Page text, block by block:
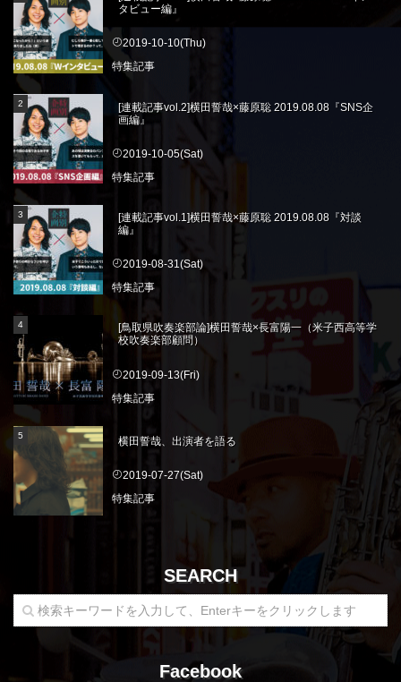
タビュー編』
2019-10-10(Thu)
特集記事
[連載記事vol.2]横田誓哉×藤原聡 2019.08.08『SNS企
画編』
2019-10-05(Sat)
特集記事
[連載記事vol.1]横田誓哉×藤原聡 2019.08.08『対談
編』
2019-08-31(Sat)
特集記事
[鳥取県吹奏楽部論]横田誓哉×長富陽一（米子西高等学
校吹奏楽部顧問）
2019-09-13(Fri)
特集記事
横田誓哉、出演者を語る
2019-07-27(Sat)
特集記事
SEARCH
Facebook